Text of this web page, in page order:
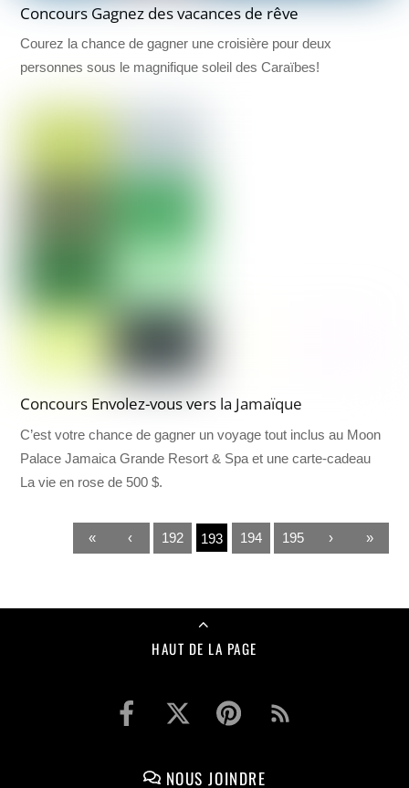
Concours Gagnez des vacances de rêve
Courez la chance de gagner une croisière pour deux
personnes sous le magnifique soleil des Caraïbes!
Concours Envolez-vous vers la Jamaïque
C’est votre chance de gagner un voyage tout inclus au Moon
Palace Jamaica Grande Resort & Spa et une carte-cadeau
La vie en rose de 500 $.
« ‹ 192 193 194 195 › »
HAUT DE LA PAGE
NOUS JOINDRE